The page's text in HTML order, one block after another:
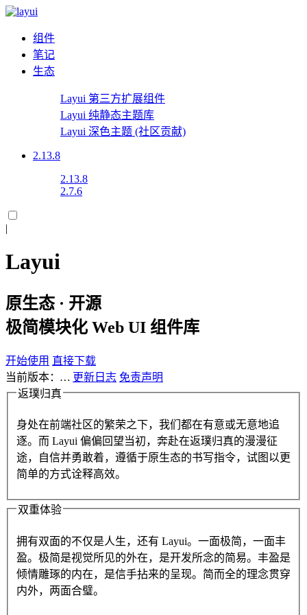
组件
笔记
生态
Layui 第三方扩展组件
Layui 纯静态主题库
Layui 深色主题 (社区贡献)
2.13.8
2.13.8
2.7.6
|
Layui
原生态 · 开源
极简模块化 Web UI 组件库
开始使用 直接下载
当前版本： … 更新日志 免责声明
返璞归真
身处在前端社区的繁荣之下，我们都在有意或无意地追
逐。而 Layui 偏偏回望当初，奔赴在返璞归真的漫漫征
途，自信并勇敢着，遵循于原生态的书写指令，试图以更
简单的方式诠释高效。
双重体验
拥有双面的不仅是人生，还有 Layui。一面极简，一面丰
盈。极简是视觉所见的外在，是开发所念的简易。丰盈是
倾情雕琢的内在，是信手拈来的呈现。简而全的理念贯穿
内外，两面合璧。